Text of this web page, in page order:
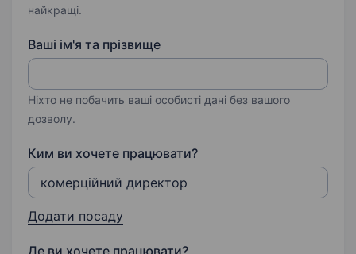
найкращі.
Ваші ім'я та прізвище
Ніхто не побачить ваші особисті дані без вашого
дозволу.
Ким ви хочете працювати?
Додати посаду
Де ви хочете працювати?